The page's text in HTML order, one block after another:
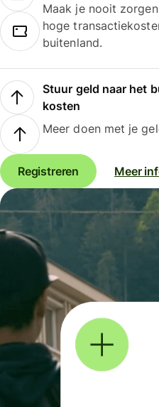
Maak je nooit
hoge
buitenland.
Stuur geld naar het
kosten
Meer doen met je
Registreren Meer